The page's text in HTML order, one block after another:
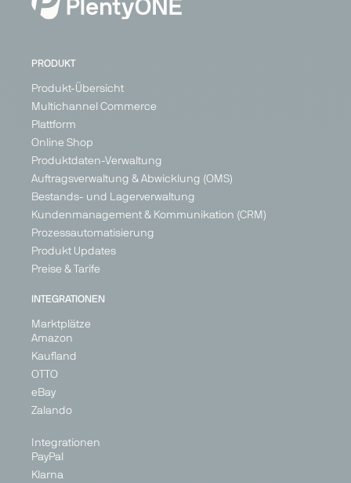
PRODUKT
Produkt-Übersicht
Multichannel Commerce
Plattform
Online Shop
Produktdaten-Verwaltung
Auftragsverwaltung & Abwicklung (OMS)
Bestands- und Lagerverwaltung
Kundenmanagement & Kommunikation (CRM)
Prozessautomatisierung
Produkt Updates
Preise & Tarife
INTEGRATIONEN
Marktplätze
Amazon
Kaufland
OTTO
eBay
Zalando
Integrationen
PayPal
Klarna